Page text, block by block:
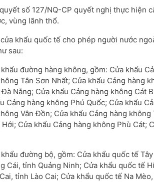
số 127/NQ-CP quyết nghị thực hiện
vùng lãnh thổ.
khẩu quốc tế cho phép người nước
sau:
đường hàng không, gồm: Cửa khẩu
Tân Sơn Nhất; Cửa khẩu Cảng hàng
Nẵng; Cửa khẩu Cảng hàng không Cát
Cảng hàng không Phú Quốc; Cửa khẩu
Vân Đồn; Cửa khẩu Cảng hàng
Cửa khẩu Cảng hàng không Phù Cát;
đường bộ, gồm: Cửa khẩu quốc tế
Cái, tỉnh Quảng Ninh; Cửa khẩu quốc tế
tỉnh Lào Cai; Cửa khẩu quốc tế Na